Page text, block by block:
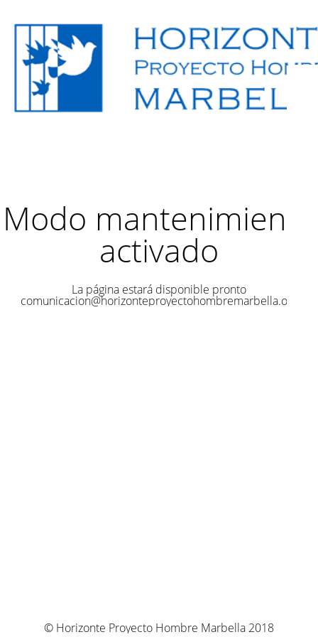
Modo mantenimiento
activado
La página estará disponible pronto
comunicacion@horizonteproyectohombremarbella.org
© Horizonte Proyecto Hombre Marbella 2018